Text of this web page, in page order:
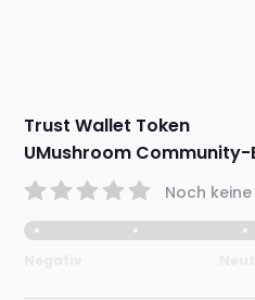
Trust Wallet Token
UMushroom
Noch